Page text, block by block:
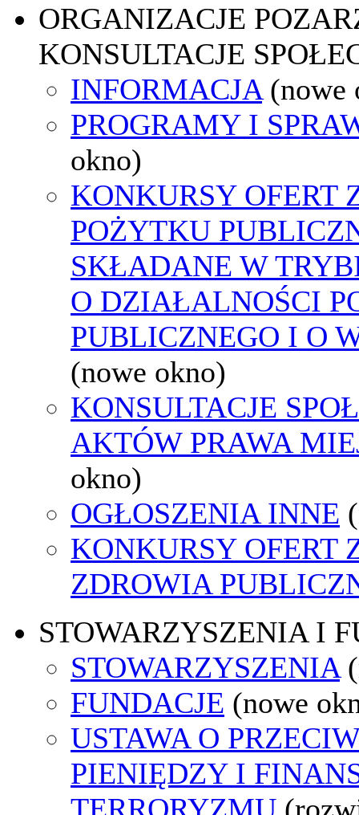
ORGANIZACJE
KONSULTACJE
INFORMACJA (nowe
PROGRAMY I
okno)
KONKURSY OFERT
POŻYTKU
SKŁADANE W
O DZIAŁALNOŚCI
PUBLICZNEGO I O
(nowe okno)
KONSULTACJE
AKTÓW PRAWA
okno)
OGŁOSZENIA INNE
KONKURSY OFERT
ZDROWIA
STOWARZYSZENIA I
STOWARZYSZENIA
FUNDACJE (nowe
USTAWA O
PIENIĘDZY I